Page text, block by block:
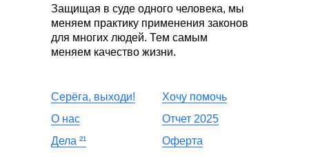
Защищая в суде одного человека, мы
меняем практику применения законов
для многих людей. Тем самым
меняем качество жизни.
Серёга, выходи!
О нас
Дела ²¹
Хочу помочь
Отчет 2025
Оферта